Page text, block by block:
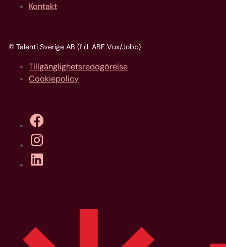
Kontakt
© Talenti Sverige AB (f.d. ABF Vux/Jobb)
Tillgänglighetsredogörelse
Cookiepolicy